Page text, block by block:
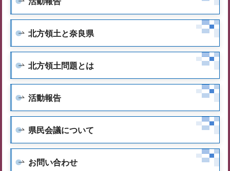
北方領土と奈良県
北方領土問題とは
活動報告
県民会議について
お問い合わせ